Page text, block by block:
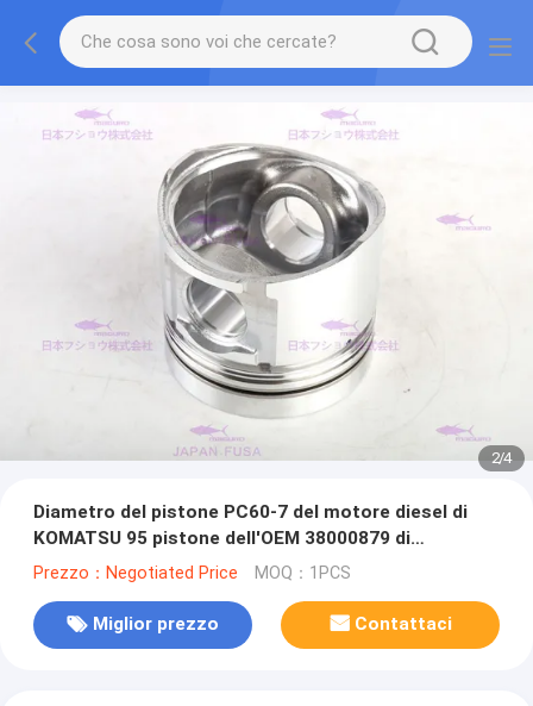
2/4
Diametro del pistone PC60-7 del motore diesel di
KOMATSU 95 pistone dell'OEM 38000879 di
millimetro con il perno
Prezzo：Negotiated Price MOQ：1PCS
Miglior prezzo Contattaci